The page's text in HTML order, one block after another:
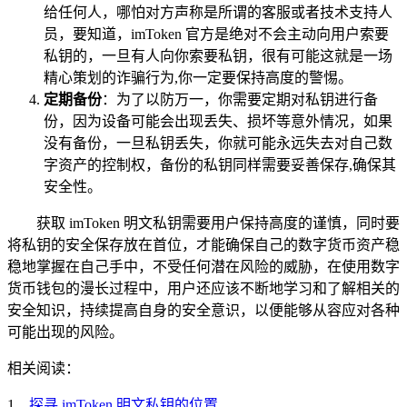
给任何人，哪怕对方声称是所谓的客服或者技术支持人
员，要知道，imToken 官方是绝对不会主动向用户索要
私钥的，一旦有人向你索要私钥，很有可能这就是一场
精心策划的诈骗行为,你一定要保持高度的警惕。
定期备份：为了以防万一，你需要定期对私钥进行备
份，因为设备可能会出现丢失、损坏等意外情况，如果
没有备份，一旦私钥丢失，你就可能永远失去对自己数
字资产的控制权，备份的私钥同样需要妥善保存,确保其
安全性。
获取 imToken 明文私钥需要用户保持高度的谨慎，同时要
将私钥的安全保存放在首位，才能确保自己的数字货币资产稳
稳地掌握在自己手中，不受任何潜在风险的威胁，在使用数字
货币钱包的漫长过程中，用户还应该不断地学习和了解相关的
安全知识，持续提高自身的安全意识，以便能够从容应对各种
可能出现的风险。
相关阅读：